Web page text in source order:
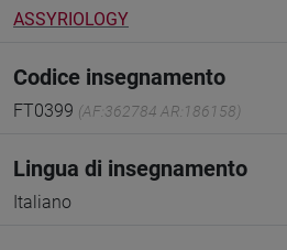
ASSYRIOLOGY
Codice insegnamento
FT0399 (AF:362784 AR:186158)
Lingua di insegnamento
Italiano